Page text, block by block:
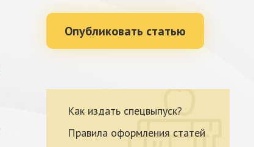
Опубликовать статью
Как издать спецвыпуск?
Правила оформления статей